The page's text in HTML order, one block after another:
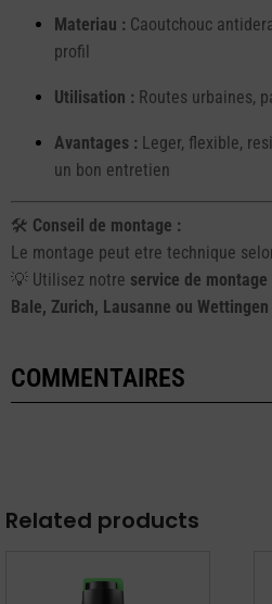
Materiau : Caoutchouc
profil
Utilisation : Routes urbaines,
Avantages : Leger, flexible,
un bon entretien
🛠️ Conseil de montage :
Le montage peut etre technique
💡 Utilisez notre service de
Bale, Zurich, Lausanne ou Wettingen
COMMENTAIRES
Related products